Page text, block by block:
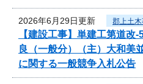
2026年6月29日更新 郡上土
【建設工事】単建工第道改
良（一般分）（主）大和美
に関する一般競争入札公告